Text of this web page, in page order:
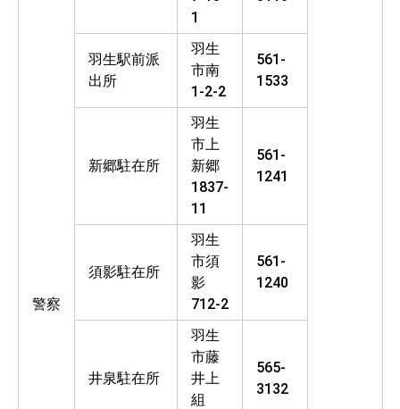
警察
1
羽生駅前派
出所
羽生
市南
1-2-2
561-
1533
新郷駐在所
羽生
市上
新郷
1837-
11
561-
1241
須影駐在所
羽生
市須
影
712-2
561-
1240
井泉駐在所
羽生
市藤
井上
組
565-
3132